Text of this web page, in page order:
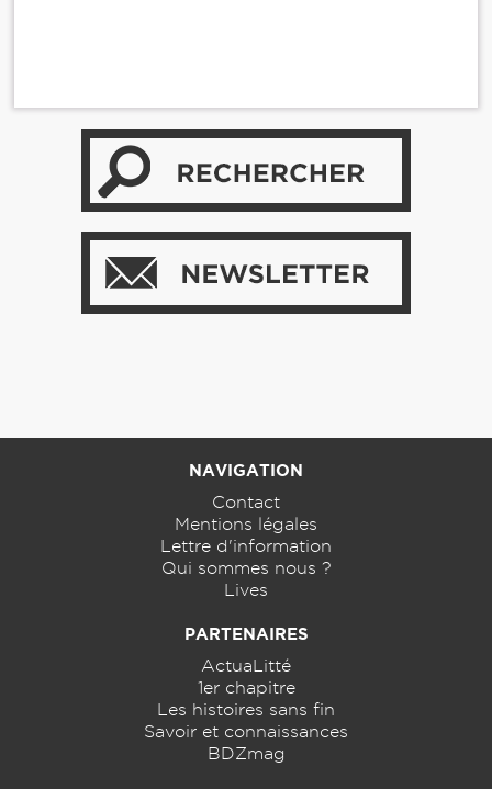
NAVIGATION
Contact
Mentions légales
Lettre d'information
Qui sommes nous ?
Lives
PARTENAIRES
ActuaLitté
1er chapitre
Les histoires sans fin
Savoir et connaissances
BDZmag